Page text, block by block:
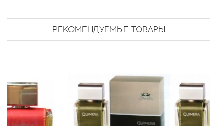
РЕКОМЕНДУЕМЫЕ ТОВАРЫ
Annick Goutal
Antonio Banderas
Antonio Puig